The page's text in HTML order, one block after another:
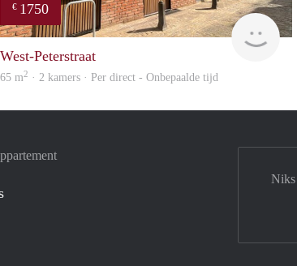
€ 1750
West-Peterstraat
65 m2 · 2 kamers · Per direct - Onbepaalde tijd
Niks